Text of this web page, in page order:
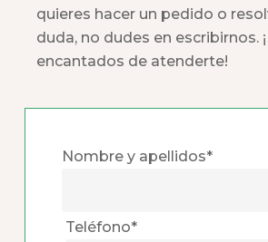
quieres hacer un pedido o
duda, no dudes en escribirnos.
encantados de atenderte!
Nombre y apellidos*
Teléfono*